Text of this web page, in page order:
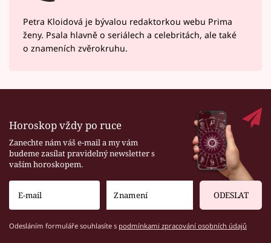
Petra Kloidová je bývalou redaktorkou webu Prima
ženy. Psala hlavně o seriálech a celebritách, ale také
o znameních zvěrokruhu.
Horoskop vždy po ruce
Zanechte nám váš e-mail a my vám
budeme zasílat pravidelný newsletter s
vaším horoskopem.
ODESLAT
Odesláním formuláře souhlasíte s podmínkami zpracování osobních údajů